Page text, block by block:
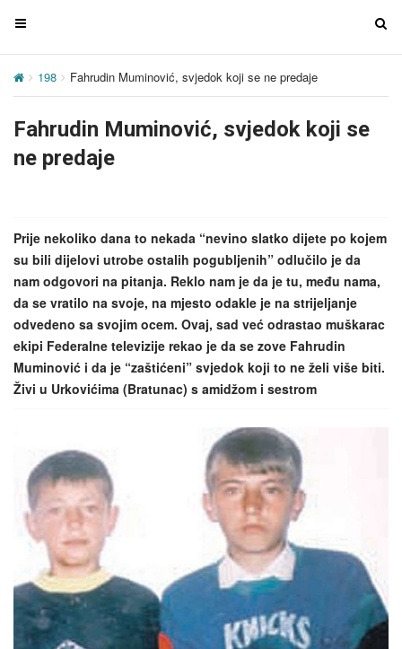
T
g
e
n
g
a
t
i
o
n
T
g
t
o
198 Fahrudin Muminović, svjedok koji se ne predaje
Fahrudin Muminović, svjedok koji se
ne predaje
Prije nekoliko dana to nekada “nevino slatko dijete po kojem
su bili dijelovi utrobe ostalih pogubljenih” odlučilo je da
nam odgovori na pitanja. Reklo nam je da je tu, među nama,
da se vratilo na svoje, na mjesto odakle je na strijeljanje
odvedeno sa svojim ocem. Ovaj, sad već odrastao muškarac
ekipi Federalne televizije rekao je da se zove Fahrudin
Muminović i da je “zaštićeni” svjedok koji to ne želi više biti.
Živi u Urkovićima (Bratunac) s amidžom i sestrom